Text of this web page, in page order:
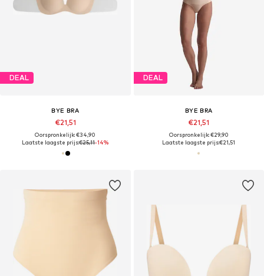
DEAL
BYE BRA
€21,51
Oorspronkelijk: €34,90
Laatste laagste prijs:€25,11-14%
DEAL
BYE BRA
€21,51
Oorspronkelijk: €29,90
Laatste laagste prijs:€21,51